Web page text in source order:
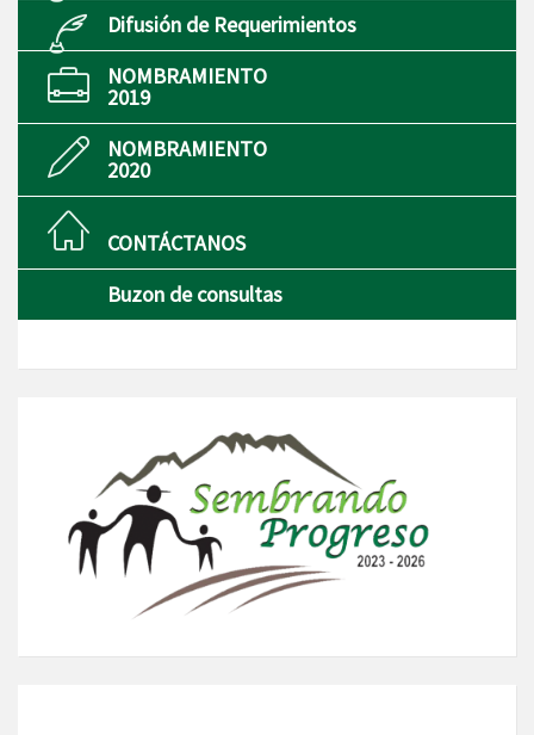
Difusión de Requerimientos
NOMBRAMIENTO
2019
NOMBRAMIENTO
2020
CONTÁCTANOS
Buzon de consultas